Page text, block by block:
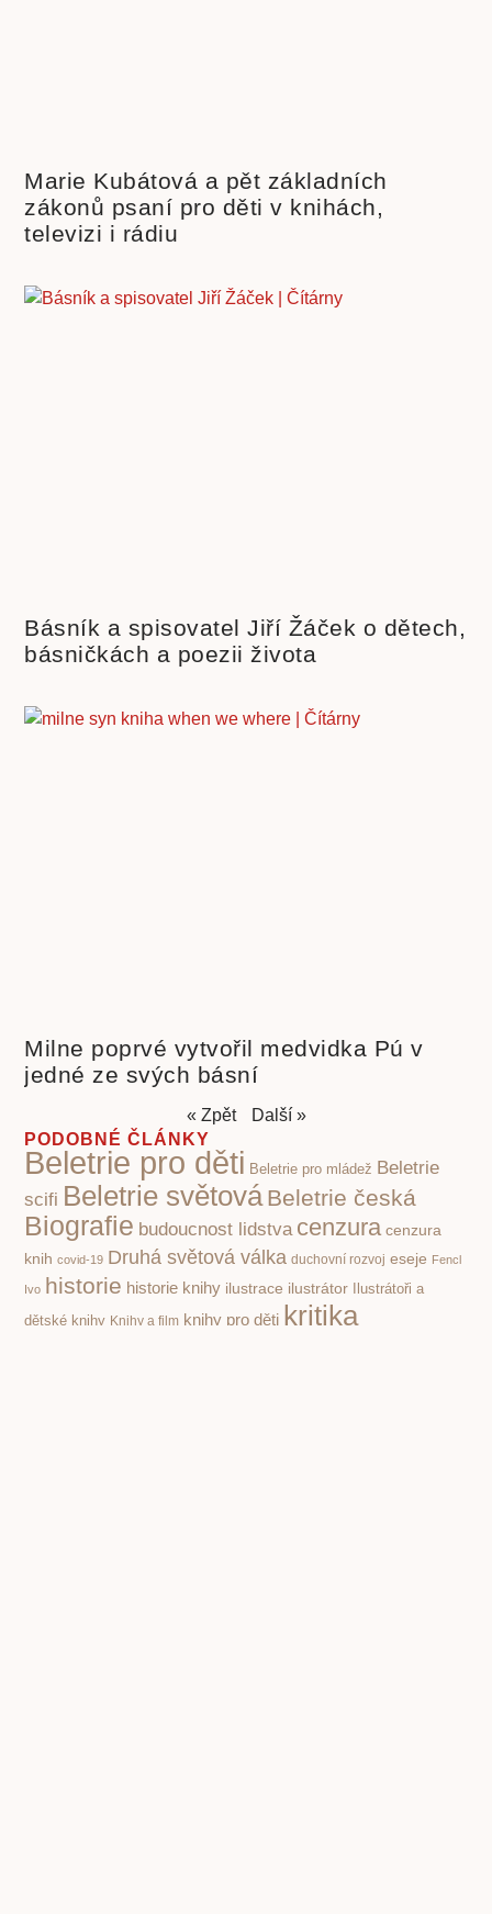
Marie Kubátová a pět základních
zákonů psaní pro děti v knihách,
televizi i rádiu
Básník a spisovatel Jiří Žáček o dětech,
básničkách a poezii života
Milne poprvé vytvořil medvidka Pú v
jedné ze svých básní
« Zpět
Další »
PODOBNÉ ČLÁNKY
Beletrie pro děti Beletrie pro mládež Beletrie
scifi Beletrie světováBeletrie česká
Biografie budoucnost lidstva cenzura cenzura
knih covid-19 Druhá světová válka duchovní rozvoj eseje Fencl
Ivo historie historie knihy ilustrace ilustrátor
Ilustrátoři a
dětské knihy Knihy a film knihy pro děti kritika